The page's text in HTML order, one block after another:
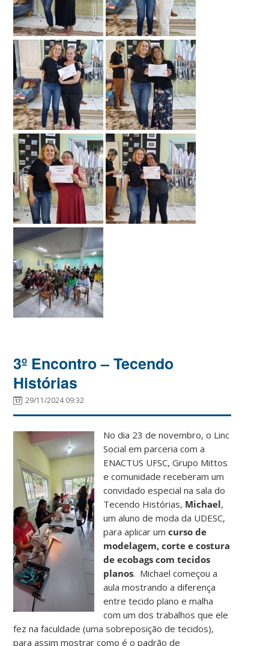
3º Encontro – Tecendo
Histórias
29/11/2024 09:32
No dia 23 de novembro, o Linc
Social em parceria com a
ENACTUS UFSC, Grupo Mittos
e comunidade receberam um
convidado especial na sala do
Tecendo Histórias, Michael,
um aluno de moda da UDESC,
para aplicar umcurso de
modelagem, corte e costura
de ecobags com tecidos
planos. Michael começou a
aula mostrando a diferença
entre tecido plano e malha
com um dos trabalhos que ele
fez na faculdade (uma sobreposição de tecidos),
para assim mostrar como é o padrão de